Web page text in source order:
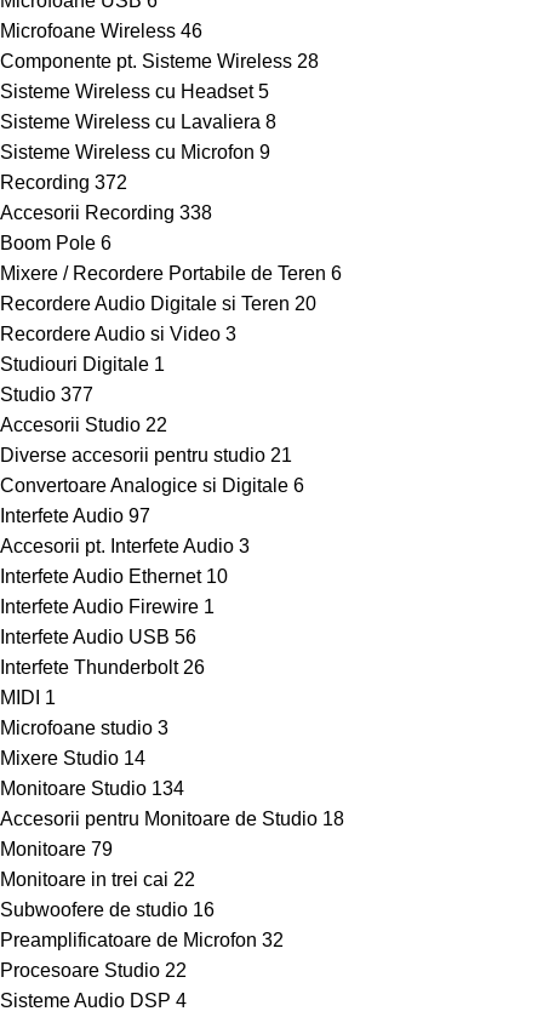
Microfoane Wireless 46
Componente pt. Sisteme Wireless 28
Sisteme Wireless cu Headset 5
Sisteme Wireless cu Lavaliera 8
Sisteme Wireless cu Microfon 9
Recording 372
Accesorii Recording 338
Boom Pole 6
Mixere / Recordere Portabile de Teren 6
Recordere Audio Digitale si Teren 20
Recordere Audio si Video 3
Studiouri Digitale 1
Studio 377
Accesorii Studio 22
Diverse accesorii pentru studio 21
Convertoare Analogice si Digitale 6
Interfete Audio 97
Accesorii pt. Interfete Audio 3
Interfete Audio Ethernet 10
Interfete Audio Firewire 1
Interfete Audio USB 56
Interfete Thunderbolt 26
MIDI 1
Microfoane studio 3
Mixere Studio 14
Monitoare Studio 134
Accesorii pentru Monitoare de Studio 18
Monitoare 79
Monitoare in trei cai 22
Subwoofere de studio 16
Preamplificatoare de Microfon 32
Procesoare Studio 22
Sisteme Audio DSP 4